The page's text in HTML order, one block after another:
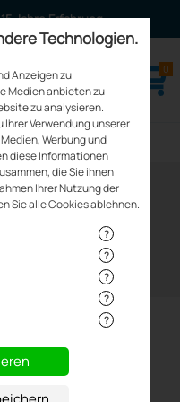
Mehrfach ausgezeichnet
0
Fenster:
für
Technologien.
Anzeigen zu
Medien anbieten zu
zu analysieren.
Verwendung unserer
Werbung und
diese Informationen
die Sie ihnen
Ihrer Nutzung der
Sie alle Cookies ablehnen.
?
?
?
?
?